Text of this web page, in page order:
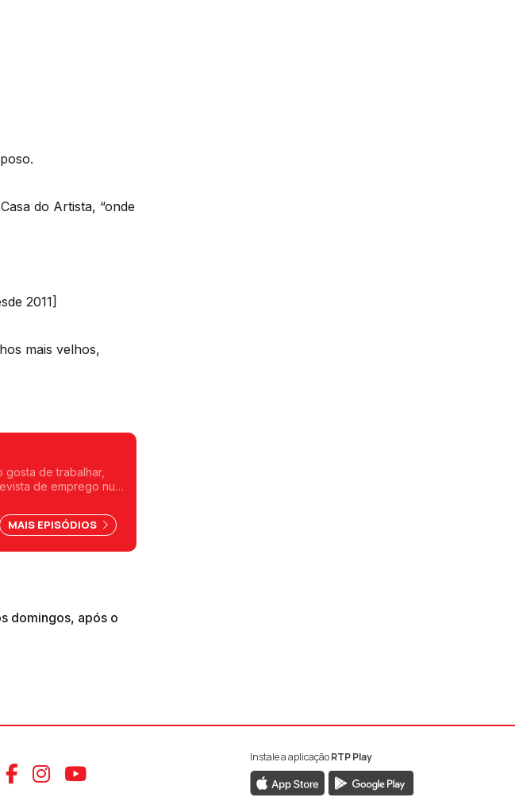
do Artista, “onde
2011]
mais velhos,
gosta de trabalhar,
de emprego num
MAIS EPISÓDIOS
domingos, após o
Aceder ao Facebook da RTP Antena 1
Aceder ao Instagram da RTP Antena 1
Aceder ao YouTube da RTP Antena 1
Instale a aplicaçãoRTP Play